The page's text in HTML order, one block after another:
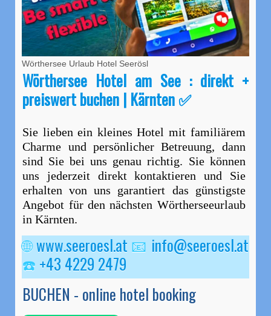
Wörthersee Urlaub Hotel Seerösl
Wörthersee Hotel am See : direkt +
preiswert buchen | Kärnten ✅
Sie lieben ein kleines Hotel mit familiärem
Charme und persönlicher Betreuung, dann
sind Sie bei uns genau richtig. Sie können
uns jederzeit direkt kontaktieren und Sie
erhalten von uns garantiert das günstigste
Angebot für den nächsten Wörtherseeurlaub
in Kärnten.
🌐www.seeroesl.at 📧 info@seeroesl.at
☎️ +43 4229 2479
BUCHEN - online hotel booking